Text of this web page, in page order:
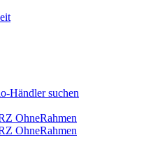
Händler suchen